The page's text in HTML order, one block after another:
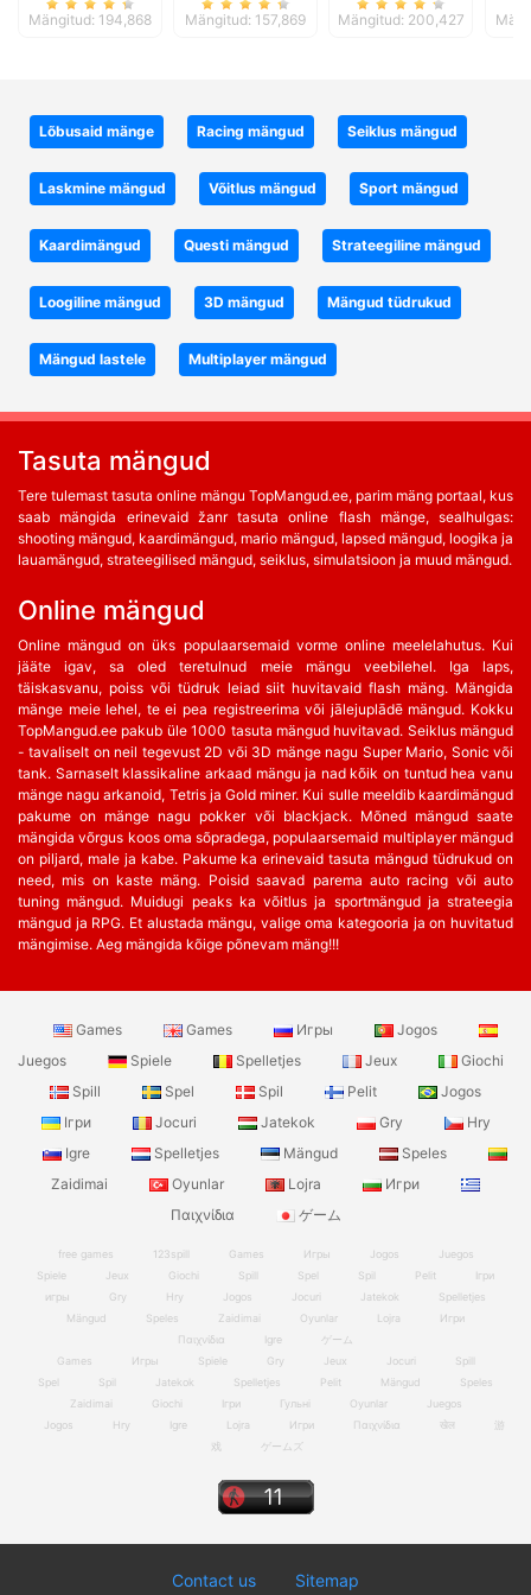
Mängitud: 194,868 Mängitud: 157,869 Mängitud: 200,427
Lõbusaid mänge Racing mängud Seiklus mängud
Laskmine mängud Võitlus mängud Sport mängud
Kaardimängud Questi mängud Strateegiline mängud
Loogiline mängud 3D mängud Mängud tüdrukud
Mängud lastele Multiplayer mängud
Tasuta mängud
Tere tulemast tasuta online mängu TopMangud.ee, parim mäng portaal, kus
saab mängida erinevaid žanr tasuta online flash mänge, sealhulgas:
shooting mängud, kaardimängud, mario mängud, lapsed mängud, loogika ja
lauamängud, strateegilised mängud, seiklus, simulatsioon ja muud mängud.
Online mängud
Online mängud on üks populaarsemaid vorme online meelelahutus. Kui
jääte igav, sa oled teretulnud meie mängu veebilehel. Iga laps,
täiskasvanu, poiss või tüdruk leiad siit huvitavaid flash mäng. Mängida
mänge meie lehel, te ei pea registreerima või jālejuplādē mängud. Kokku
TopMangud.ee pakub üle 1000 tasuta mängud huvitavad. Seiklus mängud
- tavaliselt on neil tegevust 2D või 3D mänge nagu Super Mario, Sonic või
tank. Sarnaselt klassikaline arkaad mängu ja nad kõik on tuntud hea vanu
mänge nagu arkanoid, Tetris ja Gold miner. Kui sulle meeldib kaardimängud
pakume on mänge nagu pokker või blackjack. Mõned mängud saate
mängida võrgus koos oma sõpradega, populaarsemaid multiplayer mängud
on piljard, male ja kabe. Pakume ka erinevaid tasuta mängud tüdrukud on
need, mis on kaste mäng. Poisid saavad parema auto racing või auto
tuning mängud. Muidugi peaks ka võitlus ja sportmängud ja strateegia
mängud ja RPG. Et alustada mängu, valige oma kategooria ja on huvitatud
mängimise. Aeg mängida kõige põnevam mäng!!!
Games Games Игры
Jogos
Juegos
Spiele Spelletjes Jeux
Giochi
Spill
Spel Spil Pelit
Jogos
Ігри
Jocuri Jatekok Gry
Hry
Igre
Spelletjes Mängud
Speles
Zaidimai
Oyunlar Lojra
Игри
Παιχνίδια
ゲーム
free games 123spill Games Игры Jogos
Juegos
Spiele
Jeux Giochi Spill Spel Spil Pelit
Ігри
игры
Gry Hry Jogos Jocuri Jatekok
Spelletjes
Mängud
Speles Zaidimai Oyunlar Lojra
Игри
Παιχνίδια
Igre
ゲーム
Games
Игры Spiele Gry Jeux Jocuri
Spill
Spel
Spil Jatekok Spelletjes Pelit Mängud
Speles
Zaidimai
Giochi Ігри Гульні Oyunlar
Juegos
Jogos
Hry Igre Lojra Игри Παιχνίδια खेल
游
戏
ゲームズ
Contact us Sitemap